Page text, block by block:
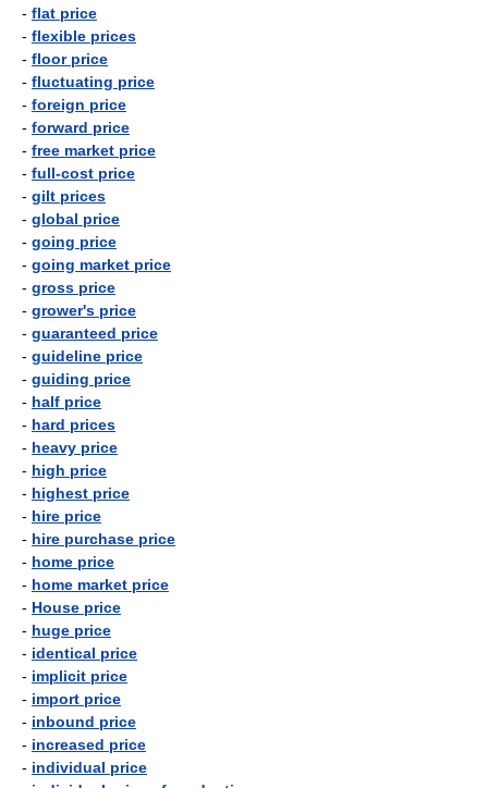
- flat price
- flexible prices
- floor price
- fluctuating price
- foreign price
- forward price
- free market price
- full-cost price
- gilt prices
- global price
- going price
- going market price
- gross price
- grower's price
- guaranteed price
- guideline price
- guiding price
- half price
- hard prices
- heavy price
- high price
- highest price
- hire price
- hire purchase price
- home price
- home market price
- House price
- huge price
- identical price
- implicit price
- import price
- inbound price
- increased price
- individual price